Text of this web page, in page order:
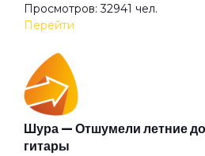
Маленький Иисус
Меланхолия
Молекула
Просмотров: 32941 чел.
Перейти
Шура — Отшумели летние
гитары